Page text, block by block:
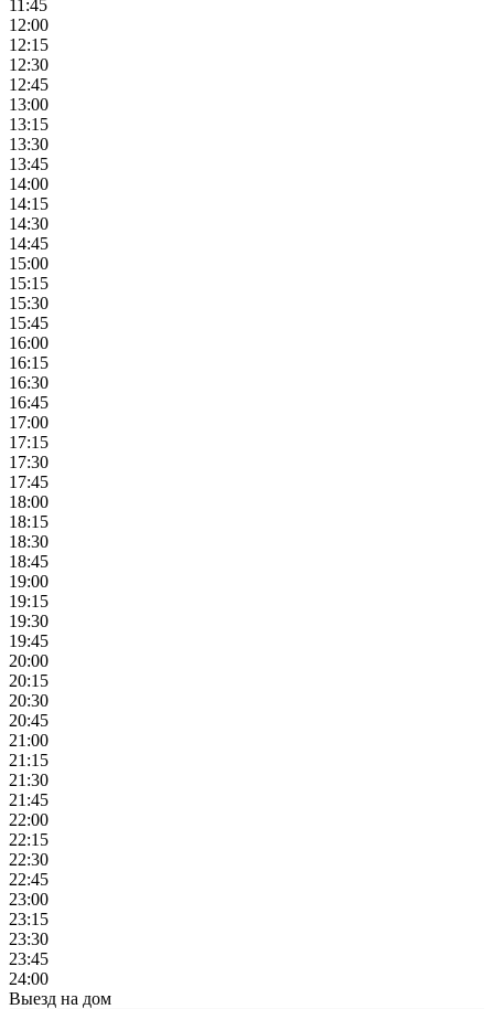
11:45
12:00
12:15
12:30
12:45
13:00
13:15
13:30
13:45
14:00
14:15
14:30
14:45
15:00
15:15
15:30
15:45
16:00
16:15
16:30
16:45
17:00
17:15
17:30
17:45
18:00
18:15
18:30
18:45
19:00
19:15
19:30
19:45
20:00
20:15
20:30
20:45
21:00
21:15
21:30
21:45
22:00
22:15
22:30
22:45
23:00
23:15
23:30
23:45
24:00
Выезд на дом